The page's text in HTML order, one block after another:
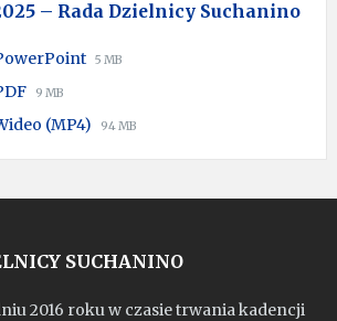
– Rada Dzielnicy Suchanino
File
File
5 MB
File
pdf
File
9 MB
(MP4) File
mp4
File
94 MB
SUCHANINO
2016 roku w czasie trwania kadencji